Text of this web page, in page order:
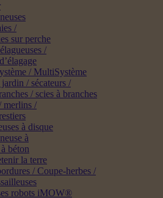
/
sur perche
/
/ MultiSystème
jardin / sécateurs /
/ scies à branches
merlins /
à disque
à
béton
la terre
/ Coupe-herbes /
robots iMOW®